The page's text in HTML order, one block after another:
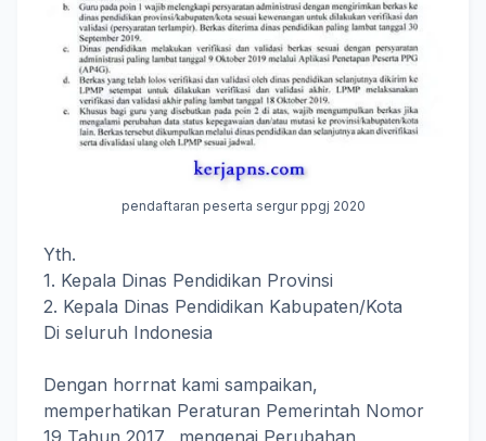
pendaftaran peserta sergur ppgj 2020
Yth.
1. Kepala Dinas Pendidikan Provinsi
2. Kepala Dinas Pendidikan Kabupaten/Kota
Di seluruh Indonesia
Dengan horrnat kami sampaikan,
memperhatikan Peraturan Pemerintah Nomor
19 Tahun 2017, mengenai Perubahan